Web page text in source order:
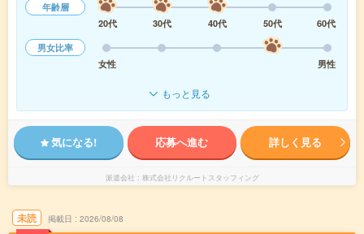
年齢層
20代
30代 40代 50代
60代
男女比率
女性
男性
もっと見る
気になる! 応募へ進む 詳しく見る
派遣会社 株式会社リクルートスタッフィング
未読 掲載日 2026/08/08